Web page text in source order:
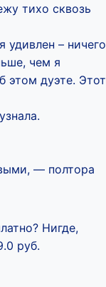
тихо сквозь
– ничего
чем я
этом дуэте. Этот
— полтора
Нигде,
руб.